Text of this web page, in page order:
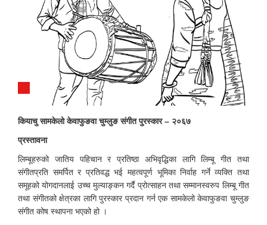
कियाचु सामकेलो केवाफुङवा चुम्लुङ संगीत पुरस्कार – २०६७
प्रस्तावना
लिम्बूहरुको जातिय पहिचान र प्रतिष्ठा अभिवृद्धिका लागि लिम्बू गीत तथा
संगीतप्रति समर्पित र प्रतिवद्ध भई महत्वपूर्ण भूमिका निर्वाह गर्ने व्यक्ति तथा
समूहको योगदानलाई उच्च मुल्याङ्कन गर्दै प्रोत्साहन तथा सम्मानस्वरुप लिम्बू गीत
तथा संगीतको क्षेत्रका लागि पुरस्कार प्रदान गर्न एक सामकेलो केवाफुङवा चुम्लुङ
संगीत कोष स्थापना भएको हो ।